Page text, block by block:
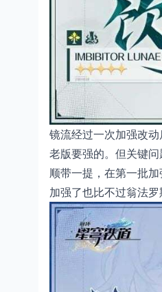
镜流经过一次加强改
老版要强的。但关键
顺带一提，在第一批
加强了也比不过翁法罗